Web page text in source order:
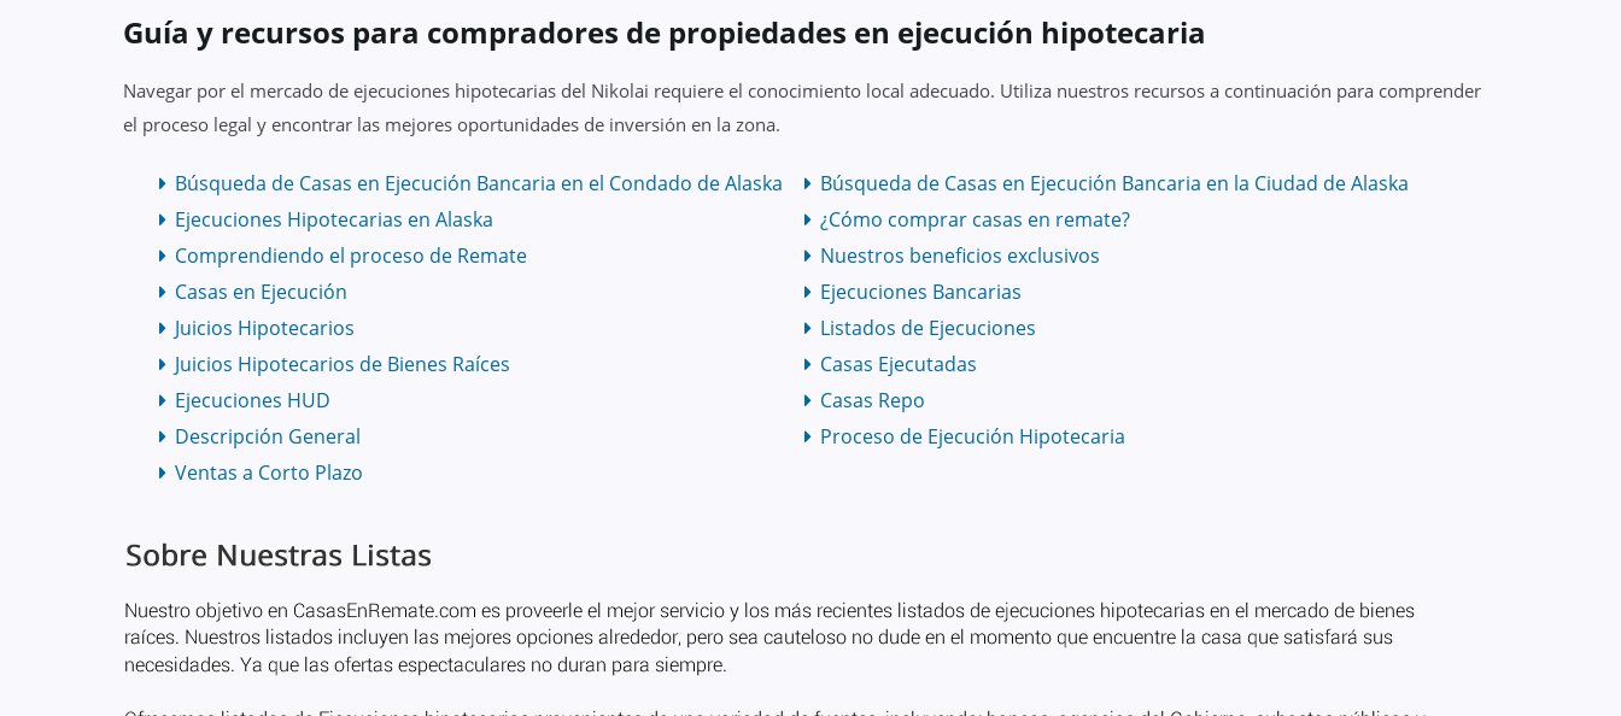
Guía y recursos para compradores de propiedades en ejecución hipotecaria
Navegar por el mercado de ejecuciones hipotecarias del Nikolai requiere el conocimiento local adecuado. Utiliza nuestros recursos a continuación para comprender
el proceso legal y encontrar las mejores oportunidades de inversión en la zona.
Búsqueda de Casas en Ejecución Bancaria en el Condado de Alaska
Búsqueda de Casas en Ejecución Bancaria en la Ciudad de Alaska
Ejecuciones Hipotecarias en Alaska
¿Cómo comprar casas en remate?
Comprendiendo el proceso de Remate
Nuestros beneficios exclusivos
Casas en Ejecución
Ejecuciones Bancarias
Juicios Hipotecarios
Listados de Ejecuciones
Juicios Hipotecarios de Bienes Raíces
Casas Ejecutadas
Ejecuciones HUD
Casas Repo
Descripción General
Proceso de Ejecución Hipotecaria
Ventas a Corto Plazo